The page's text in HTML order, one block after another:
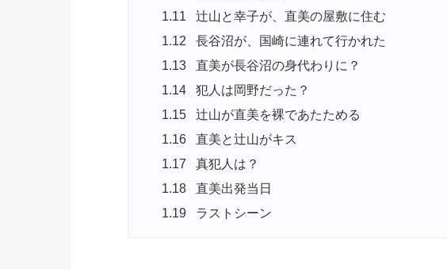
1.11
辻山と幸子が、直美の屋敷に住む
1.12
長谷沼が、国崎に連れて行かれた
1.13
直美が長谷沼の身代わりに？
1.14
犯人は岡野だった？
1.15
辻山が直美を裸であたためる
1.16
直美と辻山がキス
1.17
真犯人は？
1.18
直美出発当日
1.19
ラストシーン